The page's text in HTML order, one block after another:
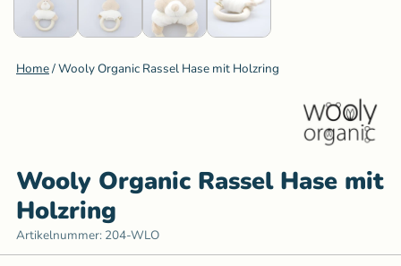
Home/Wooly Organic Rassel Hase mit Holzring
Wooly Organic Rassel Hase mit
Holzring
Artikelnummer: 204-WLO